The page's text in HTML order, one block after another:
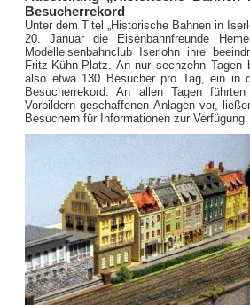
Besucherrekord
Unter dem Titel „Historische Bahnen in
20. Januar die Eisenbahnfreunde
Modelleisenbahnclub Iserlohn ihre
Fritz-Kühn-Platz. An nur sechzehn
also etwa 130 Besucher pro Tag, ein in
Besucherrekord. An allen Tagen
Vorbildern geschaffenen Anlagen vor,
Besuchern für Informationen zur Verfügung.